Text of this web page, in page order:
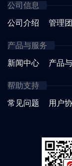
公司信息
公司介绍 管理
产品与服务
新闻中心 产品
帮助支持
常见问题 用户